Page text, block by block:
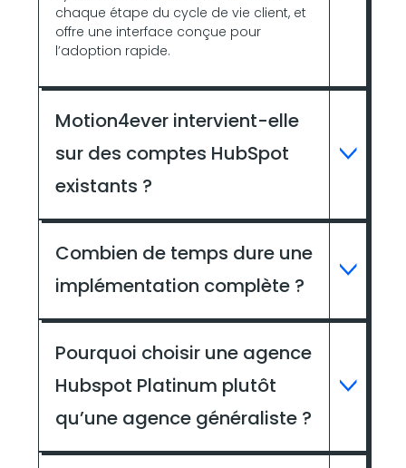
chaque étape du cycle de vie client, et
offre une interface conçue pour
l’adoption rapide.
Motion4ever intervient-elle
sur des comptes HubSpot
existants ?
Combien de temps dure une
implémentation complète ?
Pourquoi choisir une agence
Hubspot Platinum plutôt
qu’une agence généraliste ?